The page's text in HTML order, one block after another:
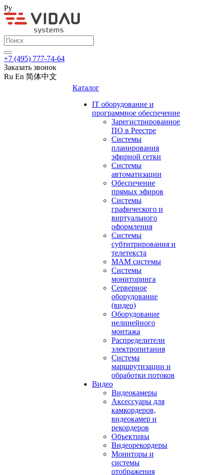
Ру
+7 (495) 777-74-64
Заказать звонок
Ru En 简体中文
Каталог
IT оборудование и
программное обеспечение
Зарегистрированное
ПО в Реестре
Системы
планирования
эфирной сетки
Системы
автоматизации
Обеспечение
прямых эфиров
Системы
графического и
виртуального
оформления
Системы
субтитрирования и
телетекста
MAM системы
Системы
мониторинга
Серверное
оборудование
(видео)
Оборудование
нелинейного
монтажа
Распределители
электропитания
Система
маршрутизации и
обработки потоков
Видео
Видеокамеры
Аксессуары для
камкордеров,
видеокамер и
рекордеров
Объективы
Видеорекордеры
Мониторы и
системы
отображения